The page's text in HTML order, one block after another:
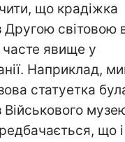
що крадіжка
Другою світовою
явище у
Наприклад,
статуетка
Військового
що